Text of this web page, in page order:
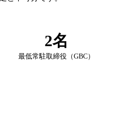
2名
最低常駐取締役（GBC）